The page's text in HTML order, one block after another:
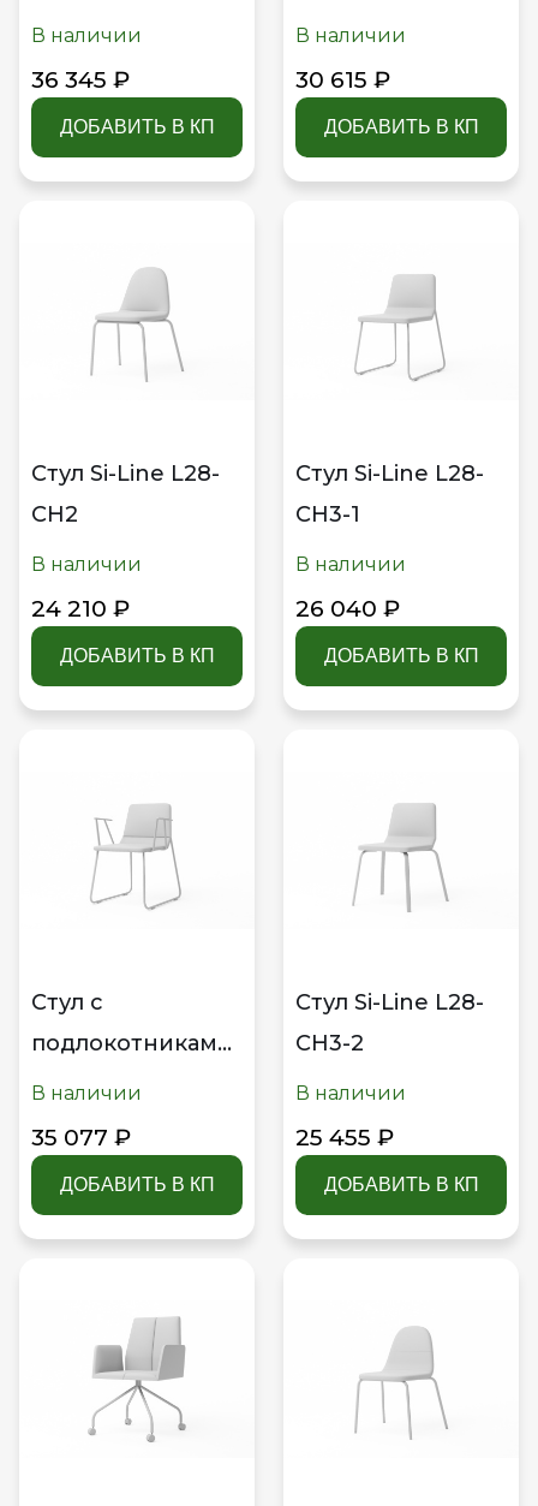
Si-Line L28-S6-3
В наличии
36 345 ₽
ДОБАВИТЬ В КП
В наличии
30 615 ₽
ДОБАВИТЬ В КП
Стул Si-Line L28-
CH2
В наличии
24 210 ₽
ДОБАВИТЬ В КП
Стул Si-Line L28-
CH3-1
В наличии
26 040 ₽
ДОБАВИТЬ В КП
Стул с
подлокотниками
Si-Line L28-S4
В наличии
35 077 ₽
ДОБАВИТЬ В КП
Стул Si-Line L28-
CH3-2
В наличии
25 455 ₽
ДОБАВИТЬ В КП